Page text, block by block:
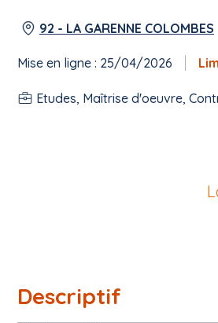
92 - LA GARENNE COLOMBES
Mise en ligne : 25/04/2026
Etudes, Maîtrise d'oeuvre,
Descriptif